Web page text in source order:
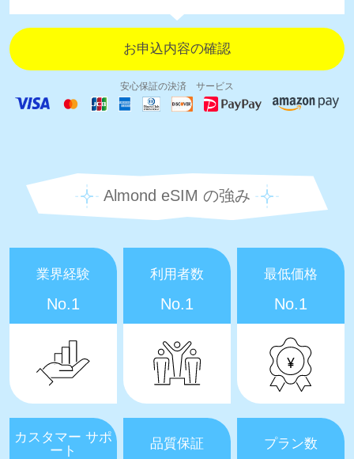
安心保証の決済 サービス
Almond eSIM の強み
業界経験
No.1
利用者数
No.1
最低価格
No.1
カスタマー サポ
ート
品質保証 プラン数